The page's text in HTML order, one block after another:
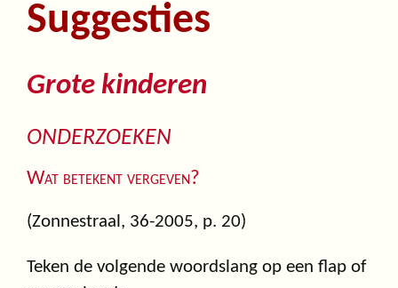
Suggesties
Grote kinderen
ONDERZOEKEN
Wat betekent vergeven?
(Zonnestraal, 36-2005, p. 20)
Teken de volgende woordslang op een flap of